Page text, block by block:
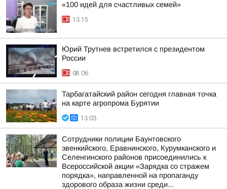
«100 идей для счастливых семей»
13:15
Юрий Трутнев встретился с президентом
России
08:06
Тарбагатайский район сегодня главная точка
на карте агропрома Бурятии
13:03
Сотрудники полиции Бaунтовского
эвенкийского, Еравнинского, Курумканского и
Селенгинского районов присоединились к
Всероссийской акции «Зарядка со стражем
порядка», направленной на пропаганду
здорового образа жизни среди...